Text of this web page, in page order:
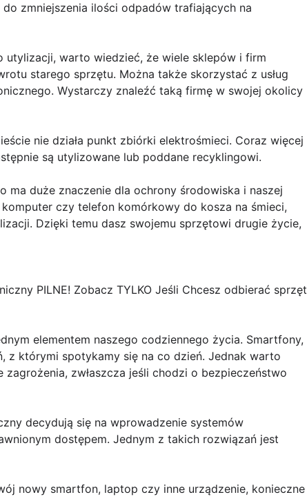
zmniejszenia ilości odpadów trafiających na
warto wiedzieć, że wiele sklepów i firm
starego sprzętu. Można także skorzystać z usług
Wystarczy znaleźć taką firmę w swojej okolicy
nie działa punkt zbiórki elektrośmieci. Coraz więcej
są utylizowane lub poddane recyklingowi.
ma duże znaczenie dla ochrony środowiska i naszej
czy telefon komórkowy do kosza na śmieci,
Dzięki temu dasz swojemu sprzętowi drugie życie,
PILNE! Zobacz TYLKO Jeśli Chcesz odbierać sprzęt
elementem naszego codziennego życia. Smartfony,
którymi spotykamy się na co dzień. Jednak warto
zwłaszcza jeśli chodzi o bezpieczeństwo
decydują się na wprowadzenie systemów
dostępem. Jednym z takich rozwiązań jest
nowy smartfon, laptop czy inne urządzenie, konieczne